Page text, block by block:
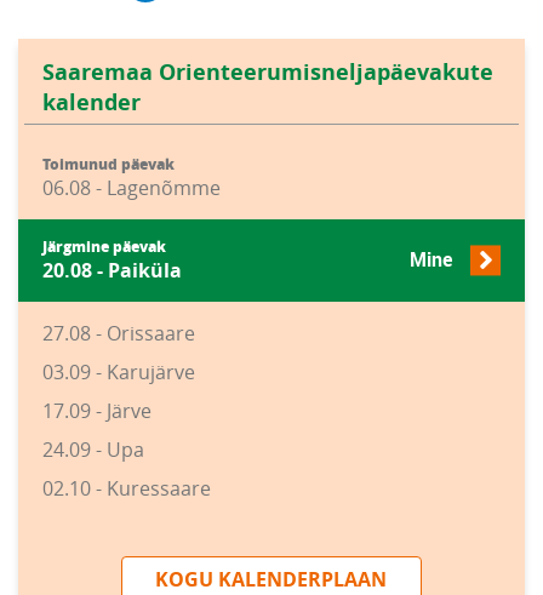
Saaremaa Orienteerumisneljapäevakute
kalender
Toimunud päevak
06.08 - Lagenõmme
Järgmine päevak
20.08 - Paiküla Mine
27.08 - Orissaare
03.09 - Karujärve
17.09 - Järve
24.09 - Upa
02.10 - Kuressaare
KOGU KALENDERPLAAN